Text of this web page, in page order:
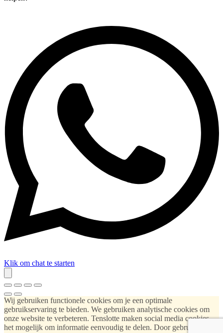
Klik om chat te starten
Wij gebruiken functionele cookies om je een optimale
gebruikservaring te bieden. We gebruiken analytische cookies om
onze website te verbeteren. Tenslotte maken social media cookies
het mogelijk om informatie eenvoudig te delen. Door gebruik te